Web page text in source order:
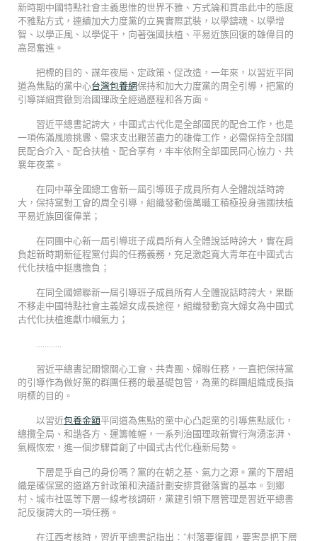
新時期中國特點社會主義思惟的世界不雅、方式論和貫串此中的態度
不雅點方式，連續加大力度黨的立異實際武裝，以學鑄魂、以學增
智、以學正風、以學促干，向著強國扶植、平易近族回復的雄偉目的
高昂奮進。
把標的目的、謀年夜局、定政策、促改造，一年來，以習近平同
道為焦點的黨中心台灣包養網保持和加大力度黨的周全引導，把黨的
引導詳細貫徹到治國理政全經過歷程和各方面。
習近平總書記誇大，中國式古代化是全部國民的配合工作，也是
一項佈滿風險挑釁、需求支出艱苦盡力的雄偉工作，必需保持全部國
民配合介入、配合扶植、配合享有，牢牢依附全部國民同心協力、共
襄年夜業。
在同中華全國總工會新一屆引導班子成員所有人全體說話時誇
大，保持黨對工會的周全引導，組織發動億萬職工積極投身強國扶植
平易近族回復偉業；
在同團中心新一屆引導班子成員所有人全體說話時誇大，實在肩
負起新時期新征程黨付與的任務義務，充足激起寬大青年在中國式古
代化扶植中挺膺擔負；
在同全國婦聯新一屆引導班子成員所有人全體說話時誇大，果斷
不移走中國特點社會主義婦女成長途徑，組織發動寬大婦女為中國式
古代化扶植進獻巾幗氣力；
習近平總書記關懷關心工會、共青團、婦聯任務，一直把保持黨
的引導作為做好黨的群團任務的最基礎包管，為黨的群團組織成長指
明標的目的。
以習近包養金額平同道為焦點的黨中心凸起黨的引導焦點感化，
總攬全局、和諧各方、運籌帷幄，一系列治國理政新實行洶湧澎湃、
氣概恢宏，進一個步驟首創了中國式古代化極新局勢。
下層是乎自己的身份嗎？黨的在朝之基、氣力之源。黨的下層組
織是確保黨的道路方針政策和決議計劃安排貫徹落實的基本。到鄉
村、城市社區等下層一線考核調研，黨建引領下層管理是習近平總書
記反復誇大的一項任務。
在江西考核時，習近平總書記指出：“村落要復興，要害是把下層